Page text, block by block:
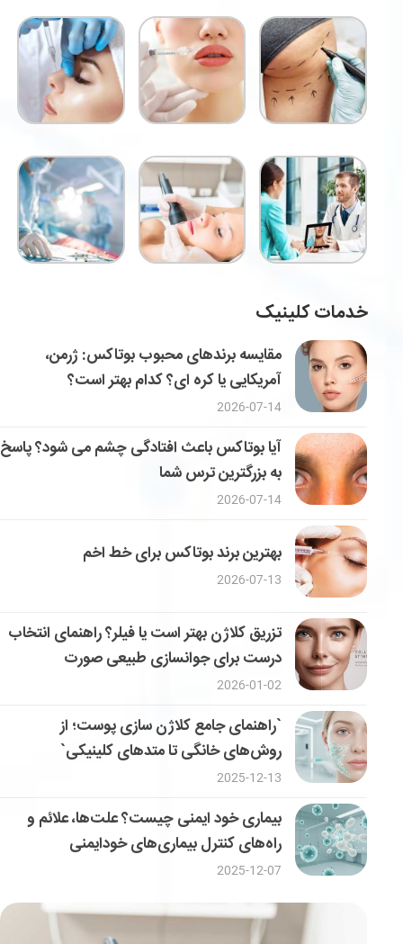
خدمات کلینیک
مقایسه برندهای محبوب بوتاکس: ژرمن،
آمریکایی یا کره ای؟ کدام بهتر است؟
2026-07-14
آیا بوتاکس باعث افتادگی چشم می شود؟ پاسخ
به بزرگترین ترس شما
2026-07-14
بهترین برند بوتاکس برای خط اخم
2026-07-13
تزریق کلاژن بهتر است یا فیلر؟ راهنمای انتخاب
درست برای جوانسازی طبیعی صورت
2026-01-02
`راهنمای جامع کلاژن سازی پوست؛ از
روش‌های خانگی تا متدهای کلینیکی`
2025-12-13
بیماری خود ایمنی چیست؟ علت‌ها، علائم و
راه‌های کنترل بیماری‌های خودایمنی
2025-12-07